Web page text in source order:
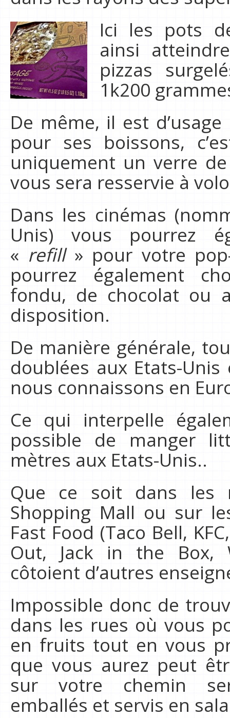
Ici les pots
ainsi
pizzas
1k200
De même, il est
pour ses boissons,
uniquement un verre
vous sera resservie à
Dans les cinémas
Unis) vous pourrez
« refill» pour votre
pourrez également
fondu, de chocolat ou
disposition.
De manière générale,
doublées aux Etats-
nous connaissons en
Ce qui interpelle
possible de manger
mètres aux Etats-Unis..
Que ce soit dans les
Shopping Mall ou sur
Fast Food (Taco Bell,
Out, Jack in the Box,
côtoient d’autres
Impossible donc de
dans les rues où vous
en fruits tout en vous
que vous aurez peut
sur votre chemin
emballés et servis en